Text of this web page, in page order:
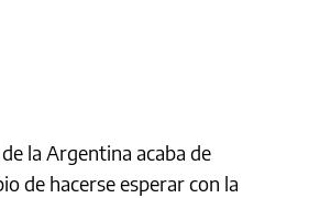
la Argentina acaba de
de hacerse esperar con la